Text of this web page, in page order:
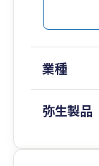
業種
弥生製品